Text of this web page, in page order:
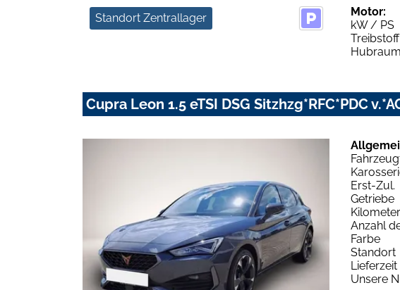
Standort Zentrallager
Motor:
kW / PS
Treibstoff
Hubraum
Cupra Leon 1.5 eTSI DSG Sitzhzg*RFC*PDC
Erst-Zul.
Getriebe
Anzahl
Farbe
Standort
Lieferzeit
Unsere